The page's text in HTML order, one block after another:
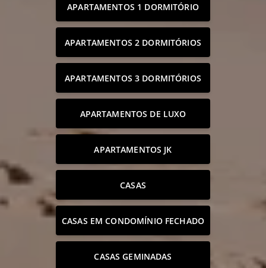
APARTAMENTOS 1 DORMITÓRIO
APARTAMENTOS 2 DORMITÓRIOS
APARTAMENTOS 3 DORMITÓRIOS
APARTAMENTOS DE LUXO
APARTAMENTOS JK
CASAS
CASAS EM CONDOMÍNIO FECHADO
CASAS GEMINADAS